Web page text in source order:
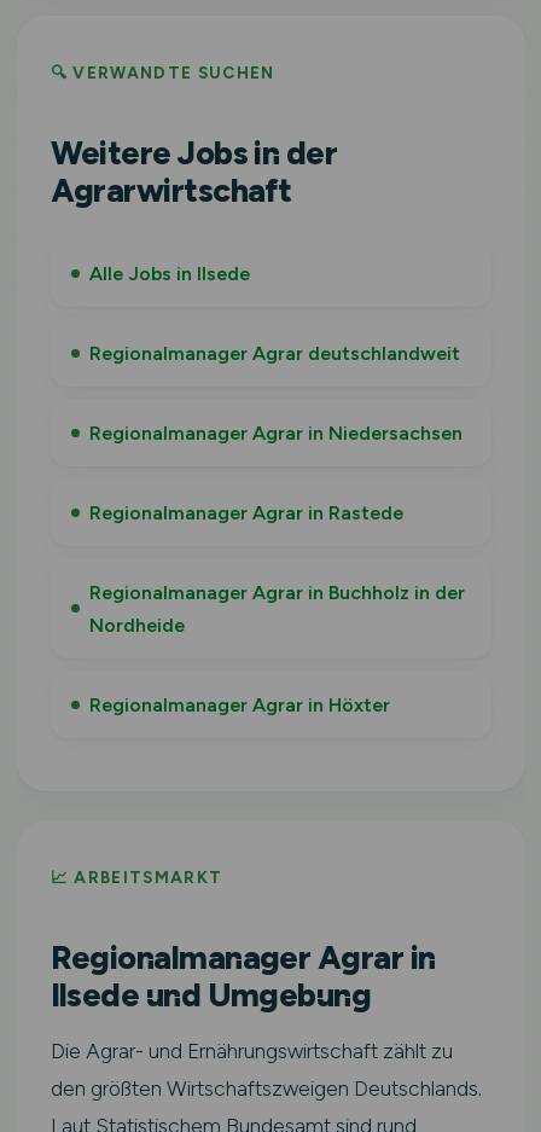
🔍 VERWANDTE SUCHEN
Weitere Jobs in der
Agrarwirtschaft
Alle Jobs in Ilsede
Regionalmanager Agrar deutschlandweit
Regionalmanager Agrar in Niedersachsen
Regionalmanager Agrar in Rastede
Regionalmanager Agrar in Buchholz in der
Nordheide
Regionalmanager Agrar in Höxter
📈 ARBEITSMARKT
Regionalmanager Agrar in
Ilsede und Umgebung
Die Agrar- und Ernährungswirtschaft zählt zu
den größten Wirtschaftszweigen Deutschlands.
Laut Statistischem Bundesamt sind rund